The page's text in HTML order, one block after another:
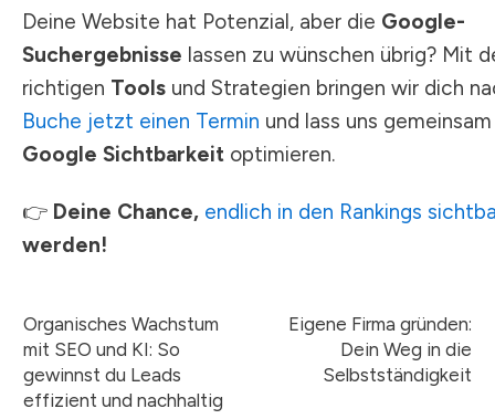
Deine Website hat Potenzial, aber die Google-
Suchergebnisse lassen zu wünschen übrig? Mit
richtigen Tools und Strategien bringen wir dich
Buche jetzt einen Termin und lass uns
Google Sichtbarkeit optimieren.
👉 Deine Chance, endlich in den Rankings
werden!
Organisches Wachstum
mit SEO und KI: So
gewinnst du Leads
effizient und nachhaltig
Eigene Firma gründen:
Dein Weg in die
Selbstständigkeit